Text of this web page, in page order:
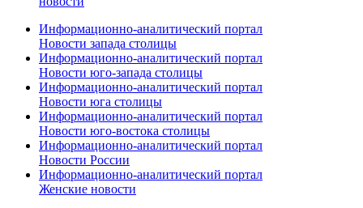
Информационно-аналитический портал
Новости запада столицы
Информационно-аналитический портал
Новости юго-запада столицы
Информационно-аналитический портал
Новости юга столицы
Информационно-аналитический портал
Новости юго-востока столицы
Информационно-аналитический портал
Новости России
Информационно-аналитический портал
Женские новости